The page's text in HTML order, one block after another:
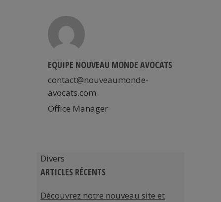
EQUIPE NOUVEAU MONDE AVOCATS
contact@nouveaumonde-
avocats.com
Office Manager
Divers
ARTICLES RÉCENTS
Découvrez notre nouveau site et